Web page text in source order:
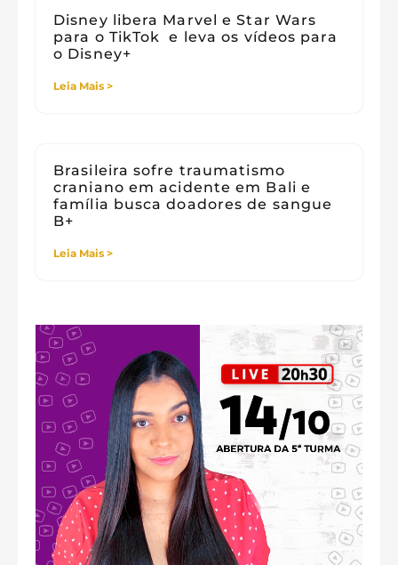
Disney libera Marvel e Star Wars
para o TikTok e leva os vídeos para
o Disney+
Leia Mais >
Brasileira sofre traumatismo
craniano em acidente em Bali e
família busca doadores de sangue
B+
Leia Mais >